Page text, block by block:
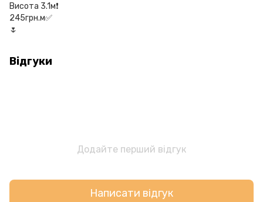
Висота 3.1м❗️
245грн.м✅
🌷
Відгуки
Додайте перший відгук
Написати відгук